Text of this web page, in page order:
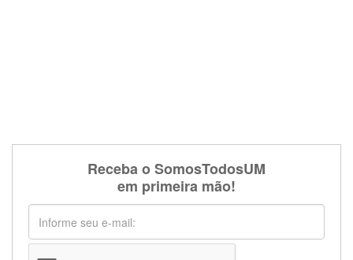
Receba o SomosTodosUM
em primeira mão!